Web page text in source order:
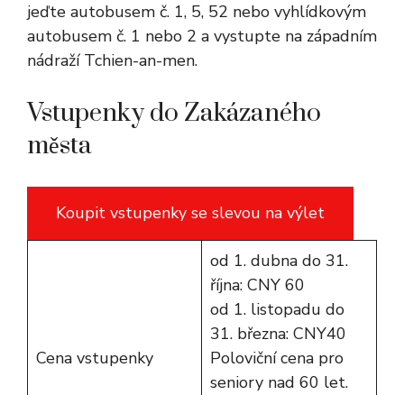
jeďte autobusem č. 1, 5, 52 nebo vyhlídkovým
autobusem č. 1 nebo 2 a vystupte na západním
nádraží Tchien-an-men.
Vstupenky do Zakázaného
města
Koupit vstupenky se slevou na výlet
Cena vstupenky
od 1. dubna do 31.
října: CNY 60
od 1. listopadu do
31. března: CNY40
Poloviční cena pro
seniory nad 60 let.